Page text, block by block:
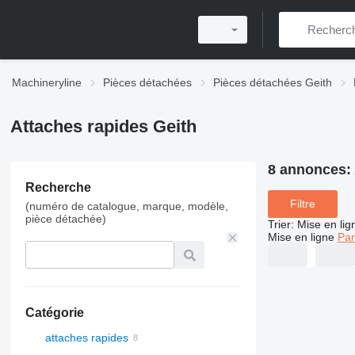
Machineryline Pièces détachées Pièces détachées Geith
Attaches rapides Geith
Recherche
(numéro de catalogue, marque, modèle,
pièce détachée)
Catégorie
attaches rapides
8 annonces:
Filtre
Trier: Mise en
Mise en ligne